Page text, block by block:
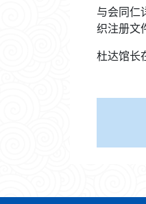
与会同仁
织注册文
杜达馆长